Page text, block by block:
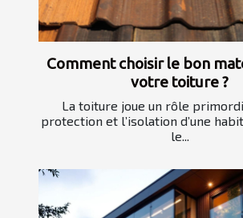
Comment choisir le bon
votre toiture ?
La toiture joue un rôle
protection et l’isolation d’une
le...